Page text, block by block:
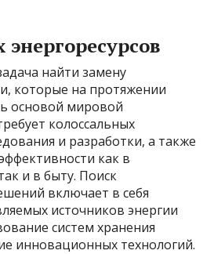
найти замену
которые на протяжении
основой мировой
колоссальных
и разработки, а также
как в
и в быту. Поиск
включает в себя
источников энергии
систем хранения
инновационных технологий.